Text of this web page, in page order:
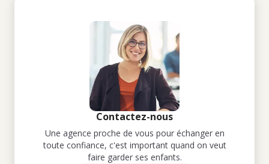
Contactez-nous
Une agence proche de vous pour échanger en
toute confiance, c'est important quand on veut
faire garder ses enfants.